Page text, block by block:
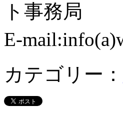
ト事務局
E-
カテゴリー：